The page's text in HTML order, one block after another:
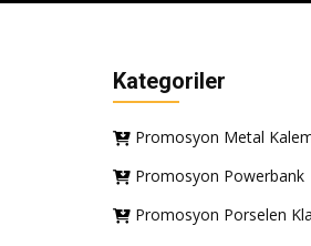
Kategoriler
Promosyon Metal
Promosyon Powerbank
Promosyon Porselen